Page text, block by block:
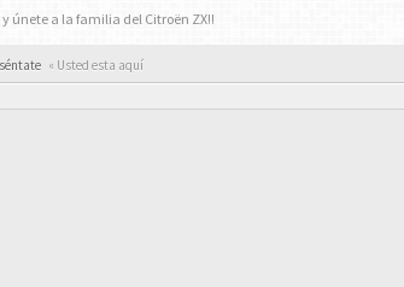
únete a la familia del Citroën ZX!!
« Usted esta aquí